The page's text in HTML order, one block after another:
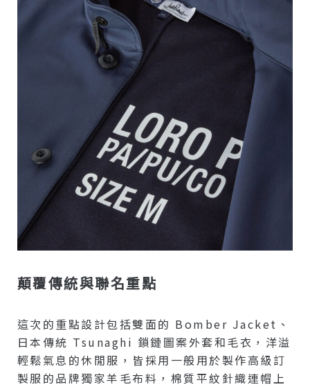
顛覆傳統與聯名重點
這次的重點設計包括雙面的 Bomber Jacket、
日本傳統 Tsunaghi 鎖鏈圖案外套和毛衣，洋溢
輕鬆氣息的休閒服，皆採用一般用於製作高級訂
製服的品牌獨家羊毛布料，棉質平紋針織連帽上